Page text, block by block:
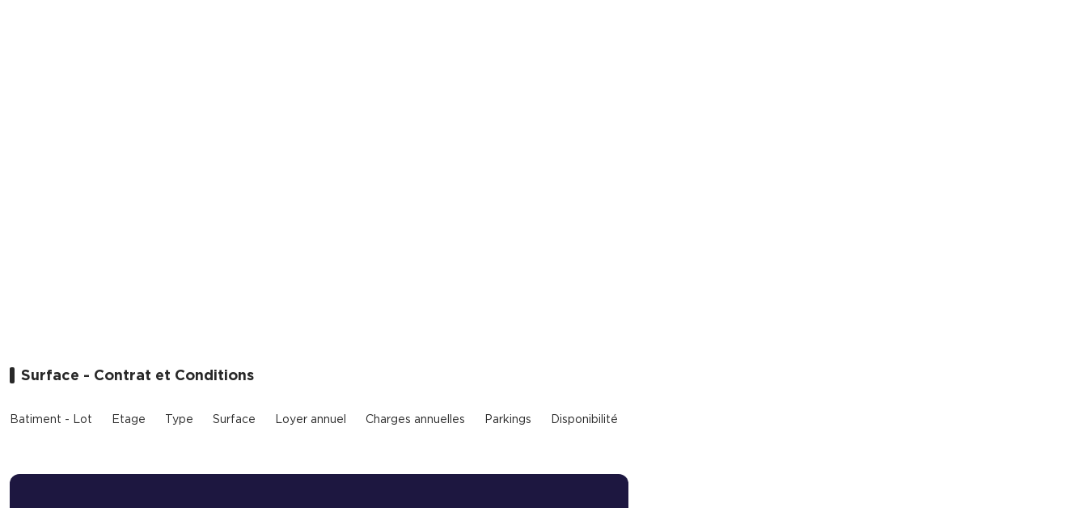
Surface - Contrat et Conditions
Batiment - Lot Etage Type Surface Loyer annuel Charges annuelles Parkings Disponibilité